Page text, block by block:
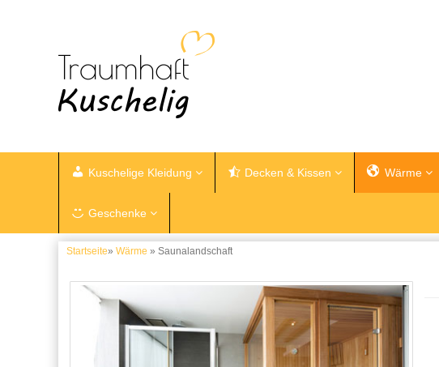
Kuschelige Kleidung Decken & Kissen Wärme
Geschenke
Startseite» Wärme » Saunalandschaft